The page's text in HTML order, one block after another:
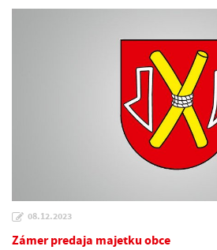
08.12.2023
Zámer predaja majetku obce